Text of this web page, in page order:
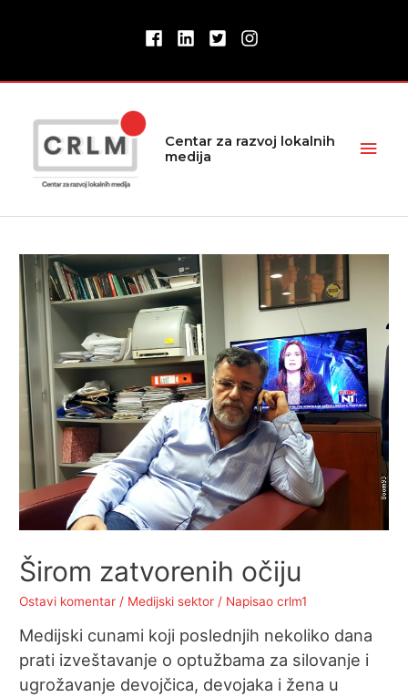
Centar za razvoj lokalnih
medija
Širom zatvorenih očiju
Ostavi komentar / Medijski sektor / Napisao crlm1
Medijski cunami koji poslednjih nekoliko dana
prati izveštavanje o optužbama za silovanje i
ugrožavanje devojčica, devojaka i žena u